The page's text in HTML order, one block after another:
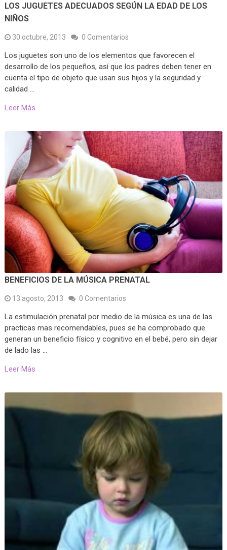
LOS JUGUETES ADECUADOS SEGÚN LA EDAD DE LOS
NIÑOS
30 octubre, 2013 0 Comentarios
Los juguetes son uno de los elementos que favorecen el
desarrollo de los pequeños, así que los padres deben tener en
cuenta el tipo de objeto que usan sus hijos y la seguridad y
calidad …
Leer Más
BENEFICIOS DE LA MÚSICA PRENATAL
13 agosto, 2013 0 Comentarios
La estimulación prenatal por medio de la música es una de las
practicas mas recomendables, pues se ha comprobado que
generan un beneficio físico y cognitivo en el bebé, pero sin dejar
de lado las …
Leer Más